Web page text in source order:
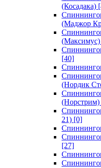
(Косадака)
(Маджор
(Максимус)
[40]
(Нордик
(Норстрим)
21) [0]
[27]